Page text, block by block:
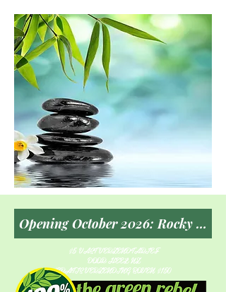
$5 VAST VERZENDTARIEF
DOOR HEEL NZ
GRATIS VERZENDING BOVEN $150